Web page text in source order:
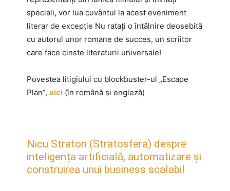
speciali, vor lua cuvântul la acest eveniment
literar de excepție Nu ratați o întâlnire deosebită
cu autorul unor romane de succes, un scriitor
care face cinste literaturii universale!
Povestea litigiului cu blockbuster-ul „Escape
Plan”, aici (în română și engleză)
Nicu Straton (Stratosfera) despre
inteligența artificială, automatizare și
construirea unui business scalabil